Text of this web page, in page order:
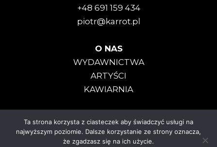
+48 691 159 434
piotr@karrot.pl
O NAS
WYDAWNICTWA
ARTYŚCI
KAWIARNIA
Karrot Kommando © 2025
Ta strona korzysta z ciasteczek aby świadczyć usługi na
najwyższym poziomie. Dalsze korzystanie ze strony oznacza,
że zgadzasz się na ich użycie.